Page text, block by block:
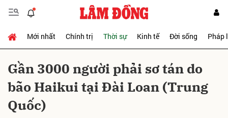
Mới nhất Chính trị Thời sự Kinh tế Đời sống Pháp
Gần 3000 người phải sơ tán do
bão Haikui tại Đài Loan (Trung
Quốc)
Gửi bình luận